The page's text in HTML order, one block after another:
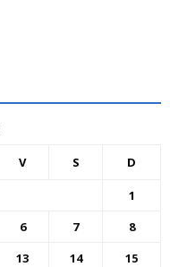
V S D
1
6 7
8
13 14
15